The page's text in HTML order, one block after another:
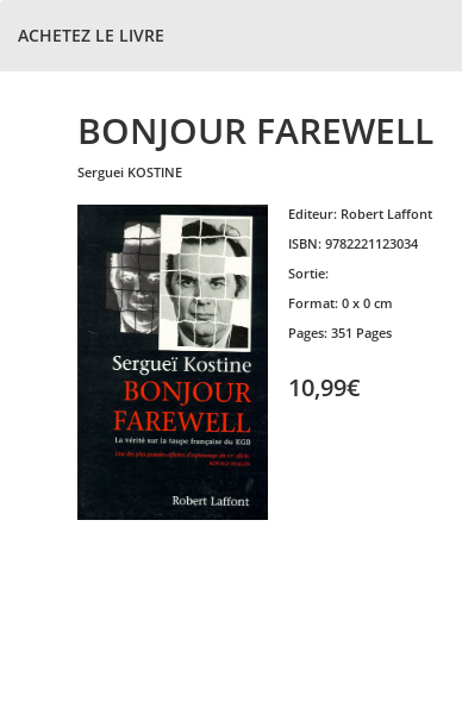
ACHETEZ LE LIVRE
BONJOUR FAREWELL
serguei KOSTINE
Editeur: Robert Laffont
ISBN: 9782221123034
Sortie:
Format: 0 x 0 cm
Pages: 351 Pages
10,99€